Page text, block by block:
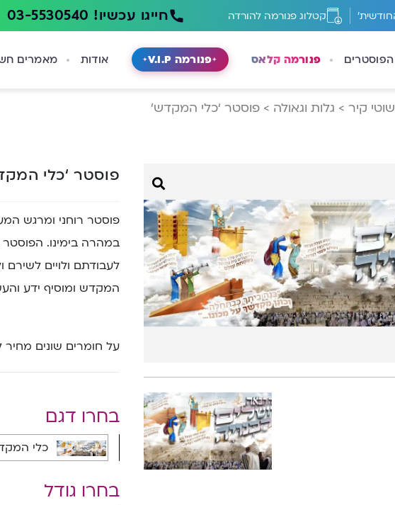
קטלוג פנורמה להורדה חייגו עכשיו! 03-5530540
פנורמה קלאס פנורמה V.I.P אודות מאמרים
קיר > גלות וגאולה > פוסטר ‘כלי המקדש’
פוסטר ‘כלי
פוסטר רוחני ומרגש
במהרה בימינו.
לעבודתם ולויים
המקדש ומוסיף ידע
על חומרים שונים מחיר
בחרו דגם
בחרו גודל